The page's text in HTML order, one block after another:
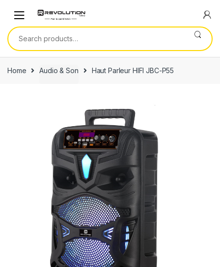
navigation
content
Search
for:
Home Audio & Son Haut Parleur HIFI JBC-P55